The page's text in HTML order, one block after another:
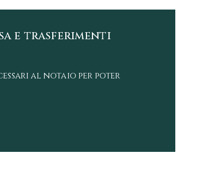
e trasferimenti
al notaio per poter